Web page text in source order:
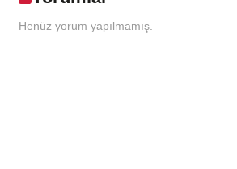
Henüz yorum yapılmamış.